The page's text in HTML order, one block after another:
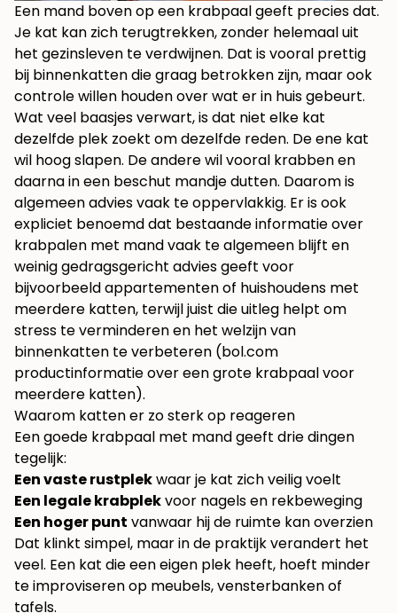
Een mand boven op een krabpaal geeft precies dat.
Je kat kan zich terugtrekken, zonder helemaal uit
het gezinsleven te verdwijnen. Dat is vooral prettig
bij binnenkatten die graag betrokken zijn, maar ook
controle willen houden over wat er in huis gebeurt.
Wat veel baasjes verwart, is dat niet elke kat
dezelfde plek zoekt om dezelfde reden. De ene kat
wil hoog slapen. De andere wil vooral krabben en
daarna in een beschut mandje dutten. Daarom is
algemeen advies vaak te oppervlakkig. Er is ook
expliciet benoemd dat bestaande informatie over
krabpalen met mand vaak te algemeen blijft en
weinig gedragsgericht advies geeft voor
bijvoorbeeld appartementen of huishoudens met
meerdere katten, terwijl juist die uitleg helpt om
stress te verminderen en het welzijn van
binnenkatten te verbeteren (bol.com
productinformatie over een grote krabpaal voor
meerdere katten).
Waarom katten er zo sterk op reageren
Een goede krabpaal met mand geeft drie dingen
tegelijk:
Een vaste rustplekwaar je kat zich veilig voelt
Een legale krabplekvoor nagels en rekbeweging
Een hoger punt vanwaar hij de ruimte kan overzien
Dat klinkt simpel, maar in de praktijk verandert het
veel. Een kat die een eigen plek heeft, hoeft minder
te improviseren op meubels, vensterbanken of
tafels.